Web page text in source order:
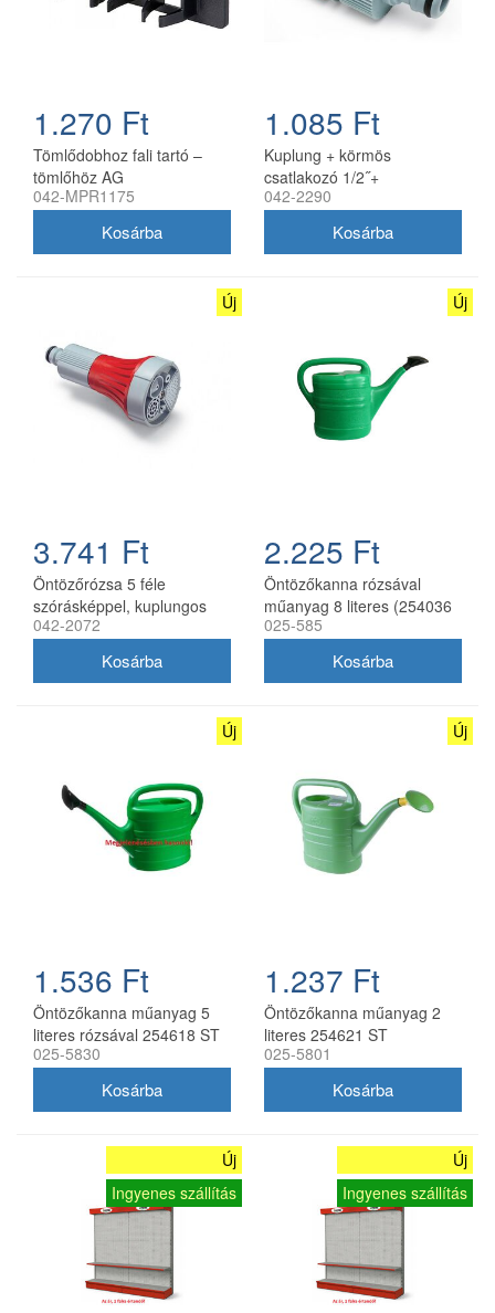
1.270 Ft
Tömlődobhoz fali tartó –
tömlőhöz AG
042-MPR1175
1.085 Ft
Kuplung + körmös
csatlakozó 1/2˝+
5/8˝tömlőhöz IPIERRE
042-2290
Új
3.741 Ft
Öntözőrózsa 5 féle
szórásképpel, kuplungos
csatlakozással
042-2072
Új
2.225 Ft
Öntözőkanna rózsával
műanyag 8 literes (254036
ST)
025-585
Új
1.536 Ft
Öntözőkanna műanyag 5
literes rózsával 254618 ST
025-5830
Új
1.237 Ft
Öntözőkanna műanyag 2
literes 254621 ST
025-5801
Új
Ingyenes szállítás
Új
Ingyenes szállítás